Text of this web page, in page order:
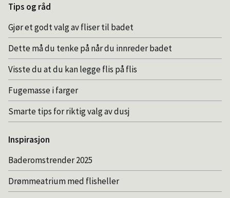
Tips og råd
Gjør et godt valg av fliser til badet
Dette må du tenke på når du innreder badet
Visste du at du kan legge flis på flis
Fugemasse i farger
Smarte tips for riktig valg av dusj
Inspirasjon
Baderomstrender 2025
Drømmeatrium med flisheller